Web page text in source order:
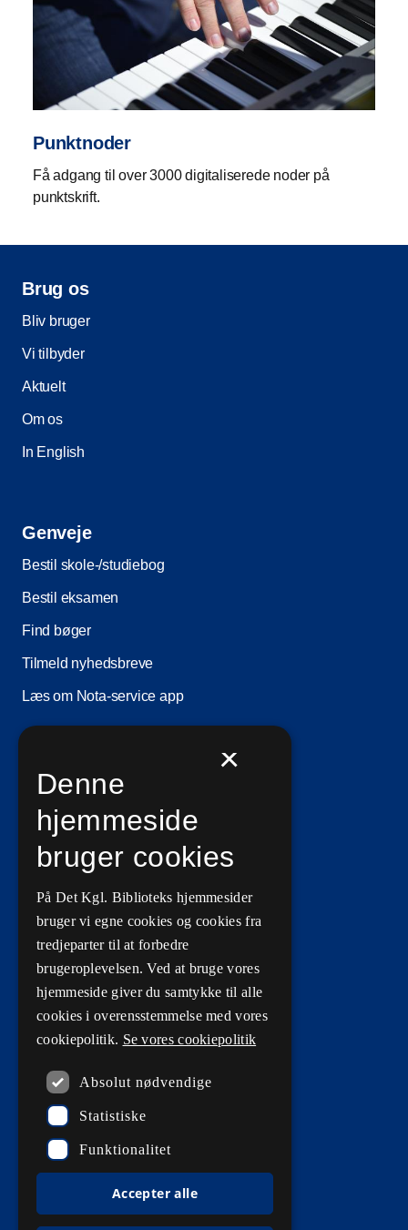
Punktnoder
Få adgang til over 3000 digitaliserede noder på
punktskrift.
Brug os
Bliv bruger
Vi tilbyder
Aktuelt
Om os
In English
Genveje
Bestil skole-/studiebog
Bestil eksamen
Find bøger
Tilmeld nyhedsbreve
Læs om Nota-service app
Information
Ledige stillinger
Vilkår for brug
Privatlivs- og persondatapolitik
Tilgængelighedserklæringer
Driftsstatus
Cookieindstillinger
Kontaktinformationer
Kontakt os
3913 4600
EAN: 5798000795297
CVR: 28988842
×
Denne
hjemmeside
bruger cookies
På Det Kgl. Biblioteks hjemmesider
bruger vi egne cookies og cookies fra
tredjeparter til at forbedre
brugeroplevelsen. Ved at bruge vores
hjemmeside giver du samtykke til alle
cookies i overensstemmelse med vores
cookiepolitik. Se vores cookiepolitik
Absolut nødvendige
Statistiske
Funktionalitet
Accepter alle